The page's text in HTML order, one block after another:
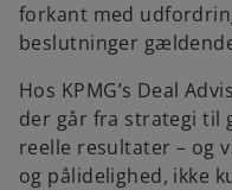
forkant med
beslutninger
Hos KPMG’s Deal
der går fra strategi til
reelle resultater – og
og pålidelighed, ikke